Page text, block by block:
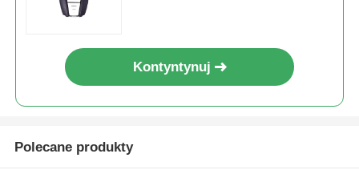
Kontyntynuj
Polecane produkty